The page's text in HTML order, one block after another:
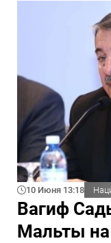
10 Июня 13:18
Вагиф
Мальты